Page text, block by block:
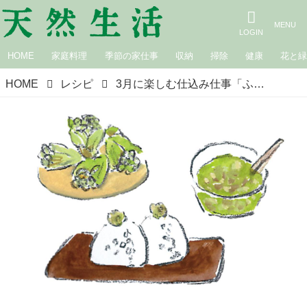
HOME 家庭料理 季節の家仕事 収納 掃除 健康 花と緑
HOME レシピ 3月に楽しむ仕込み仕事「ふき味噌」と「ザワークラウト」のつくり方。山田奈美さんの“12カ月楽しめる”発酵食と保存食